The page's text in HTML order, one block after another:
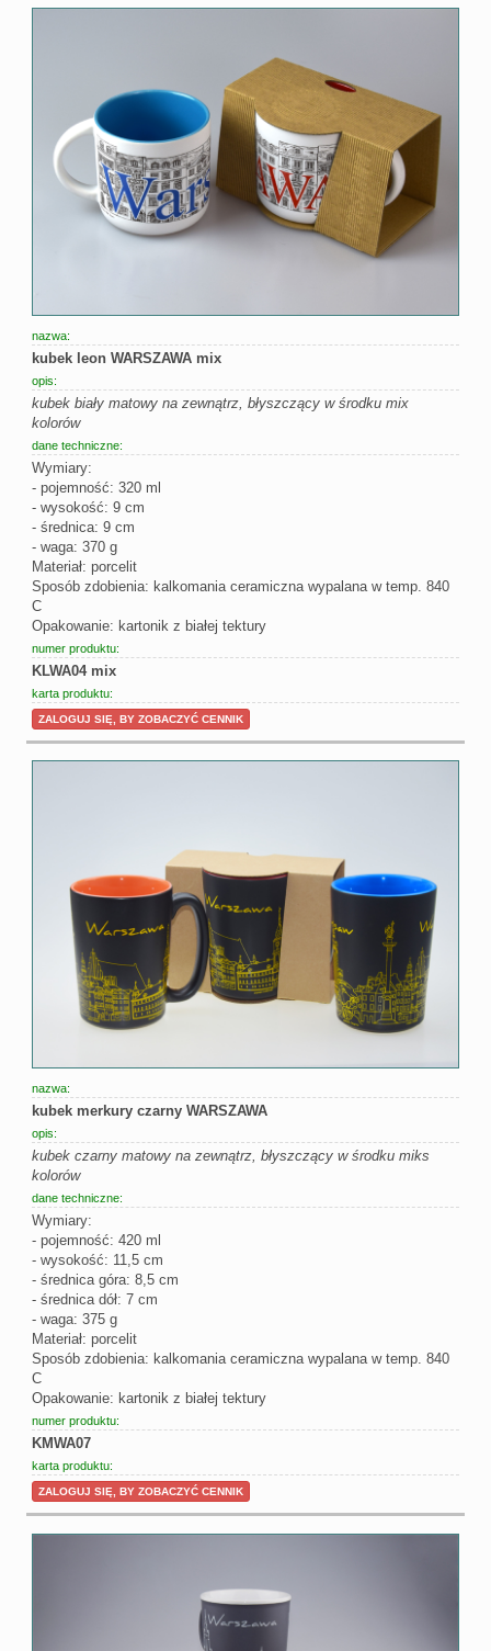
nazwa:
kubek leon WARSZAWA mix
opis:
kubek biały matowy na zewnątrz, błyszczący w środku mix
kolorów
dane techniczne:
Wymiary:
- pojemność: 320 ml
- wysokość: 9 cm
- średnica: 9 cm
- waga: 370 g
Materiał: porcelit
Sposób zdobienia: kalkomania ceramiczna wypalana w temp. 840
C
Opakowanie: kartonik z białej tektury
numer produktu:
KLWA04 mix
karta produktu:
ZALOGUJ SIĘ, BY ZOBACZYĆ CENNIK
nazwa:
kubek merkury czarny WARSZAWA
opis:
kubek czarny matowy na zewnątrz, błyszczący w środku miks
kolorów
dane techniczne:
Wymiary:
- pojemność: 420 ml
- wysokość: 11,5 cm
- średnica góra: 8,5 cm
- średnica dół: 7 cm
- waga: 375 g
Materiał: porcelit
Sposób zdobienia: kalkomania ceramiczna wypalana w temp. 840
C
Opakowanie: kartonik z białej tektury
numer produktu:
KMWA07
karta produktu:
ZALOGUJ SIĘ, BY ZOBACZYĆ CENNIK